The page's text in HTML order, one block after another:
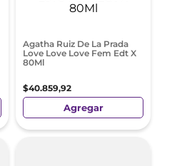
Agatha Ruiz De La Prada
Love Love Love Fem Edt X
80Ml
$40.859,92
Agregar